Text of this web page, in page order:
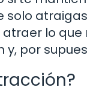
lo
por